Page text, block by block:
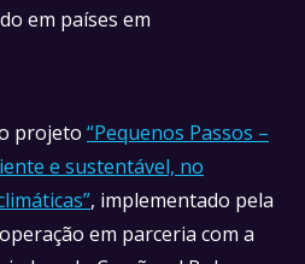
em países em
projeto “Pequenos Passos –
e sustentável, no
, implementado pela
em parceria com a